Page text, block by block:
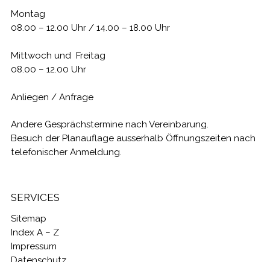
Montag
08.00 – 12.00 Uhr / 14.00 – 18.00 Uhr
Mittwoch und Freitag
08.00 – 12.00 Uhr
Anliegen / Anfrage
Andere Gesprächstermine nach Vereinbarung.
Besuch der Planauflage ausserhalb Öffnungszeiten nach
telefonischer Anmeldung.
SERVICES
Sitemap
Index A – Z
Impressum